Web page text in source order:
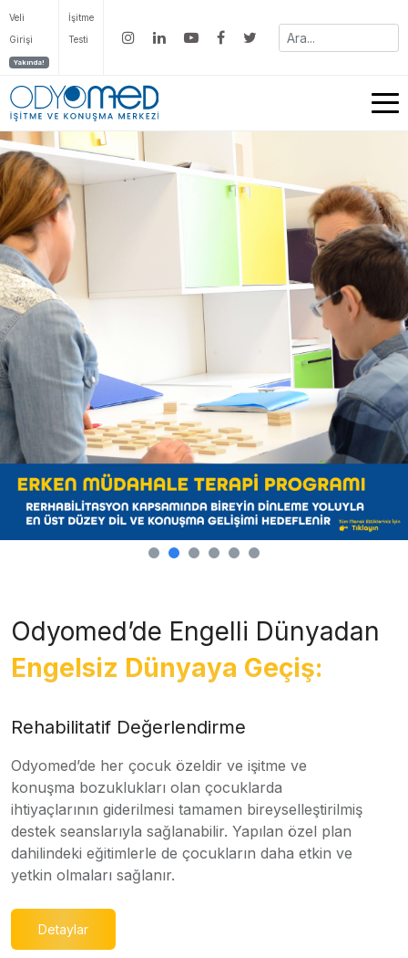
Veli
Girişi
Yakında!
İşitme
Testi
Odyomed’de Engelli Dünyadan
Engelsiz Dünyaya Geçiş:
Rehabilitatif Değerlendirme
Odyomed’de her çocuk özeldir ve işitme ve
konuşma bozuklukları olan çocuklarda
ihtiyaçlarının giderilmesi tamamen bireyselleştirilmiş
destek seanslarıyla sağlanabilir. Yapılan özel plan
dahilindeki eğitimlerle de çocukların daha etkin ve
yetkin olmaları sağlanır.
Detaylar